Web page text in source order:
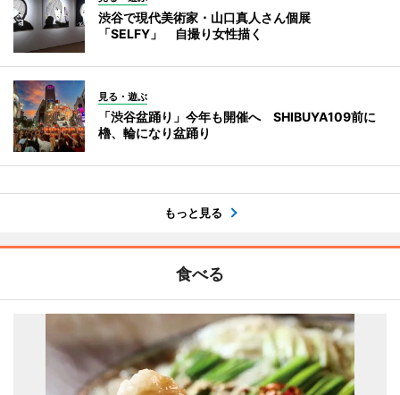
渋谷で現代美術家・山口真人さん個展
「SELFY」 自撮り女性描く
見る・遊ぶ
「渋谷盆踊り」今年も開催へ SHIBUYA109前に
櫓、輪になり盆踊り
もっと見る
食べる